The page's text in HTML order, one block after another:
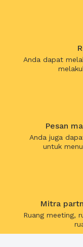
Anda dapat
Pesan
Anda juga
untuk
Mitra
Ruang meeting,